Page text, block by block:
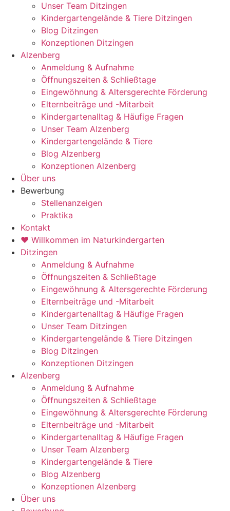
Unser Team Ditzingen
Kindergartengelände & Tiere Ditzingen
Blog Ditzingen
Konzeptionen Ditzingen
Alzenberg
Anmeldung & Aufnahme
Öffnungszeiten & Schließtage
Eingewöhnung & Altersgerechte Förderung
Elternbeiträge und -Mitarbeit
Kindergartenalltag & Häufige Fragen
Unser Team Alzenberg
Kindergartengelände & Tiere
Blog Alzenberg
Konzeptionen Alzenberg
Über uns
Bewerbung
Stellenanzeigen
Praktika
Kontakt
♥ Willkommen im Naturkindergarten
Ditzingen
Anmeldung & Aufnahme
Öffnungszeiten & Schließtage
Eingewöhnung & Altersgerechte Förderung
Elternbeiträge und -Mitarbeit
Kindergartenalltag & Häufige Fragen
Unser Team Ditzingen
Kindergartengelände & Tiere Ditzingen
Blog Ditzingen
Konzeptionen Ditzingen
Alzenberg
Anmeldung & Aufnahme
Öffnungszeiten & Schließtage
Eingewöhnung & Altersgerechte Förderung
Elternbeiträge und -Mitarbeit
Kindergartenalltag & Häufige Fragen
Unser Team Alzenberg
Kindergartengelände & Tiere
Blog Alzenberg
Konzeptionen Alzenberg
Über uns